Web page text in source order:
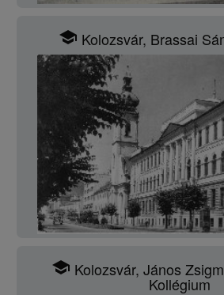
school Kolozsvár, Brassai
school Kolozsvár, János
Kollégium